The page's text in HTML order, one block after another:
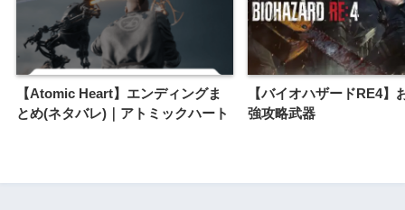
【Atomic Heart】エンディングま
とめ(ネタバレ)｜アトミックハート
【バイオハザードRE4】
強攻略武器